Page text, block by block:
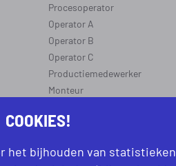
Procesoperator
Operator A
Operator B
Operator C
Productiemedewerker
Monteur
Aanmelden leren en werken
COOKIES!
bijhouden van